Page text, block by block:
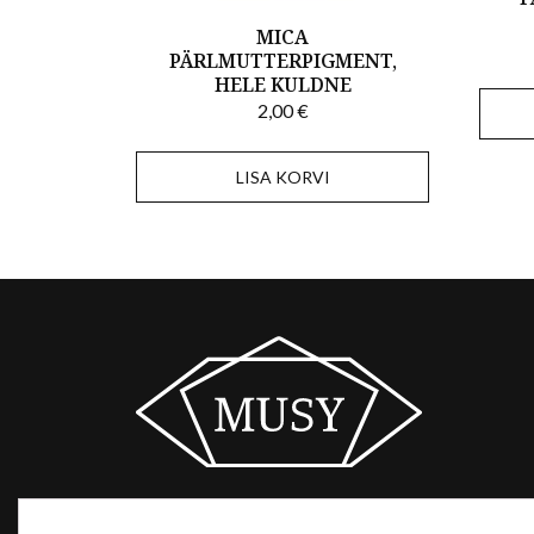
MICA
PÄRLMUTTERPIGMENT,
HELE KULDNE
2,00€
LISA KORVI